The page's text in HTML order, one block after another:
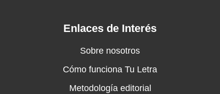
Enlaces de Interés
Sobre nosotros
Cómo funciona Tu Letra
Metodología editorial